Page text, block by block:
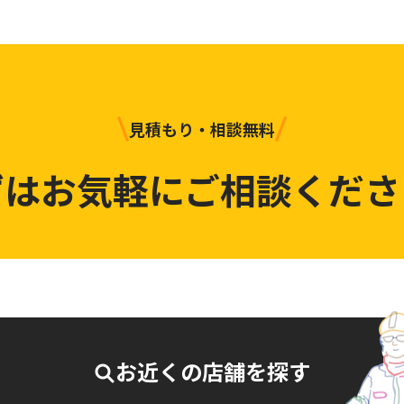
見積もり・相談無料
お気軽にご相談くだ
お近くの店舗を探す